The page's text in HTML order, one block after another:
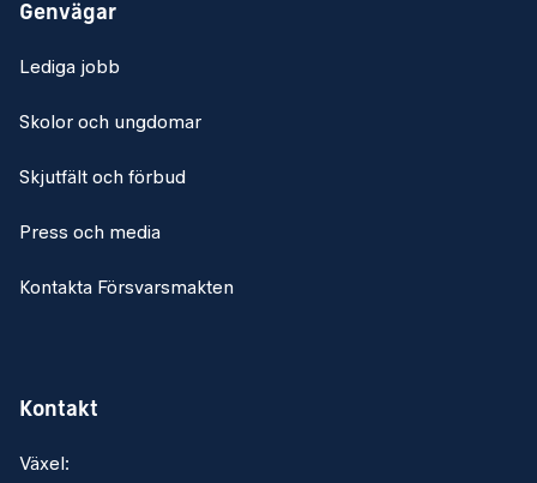
Genvägar
Lediga jobb
Skolor och ungdomar
Skjutfält och förbud
Press och media
Kontakta Försvarsmakten
Kontakt
Växel: